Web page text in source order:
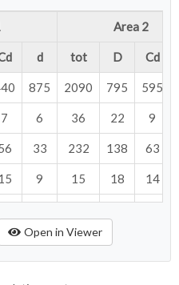
Area 2
d tot D Cd
875 2090 795 595
7 6 36 22 9
56 33 232 138 63
9 15 18 14
Open in Viewer